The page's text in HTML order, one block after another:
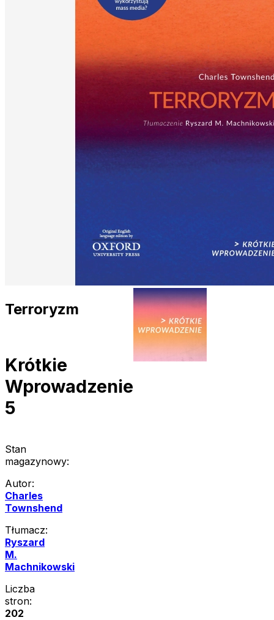
Terroryzm
Krótkie
Wprowadzenie
5
Stan
magazynowy:
Autor:
Charles
Townshend
Tłumacz:
Ryszard
M.
Machnikowski
Liczba
stron:
202